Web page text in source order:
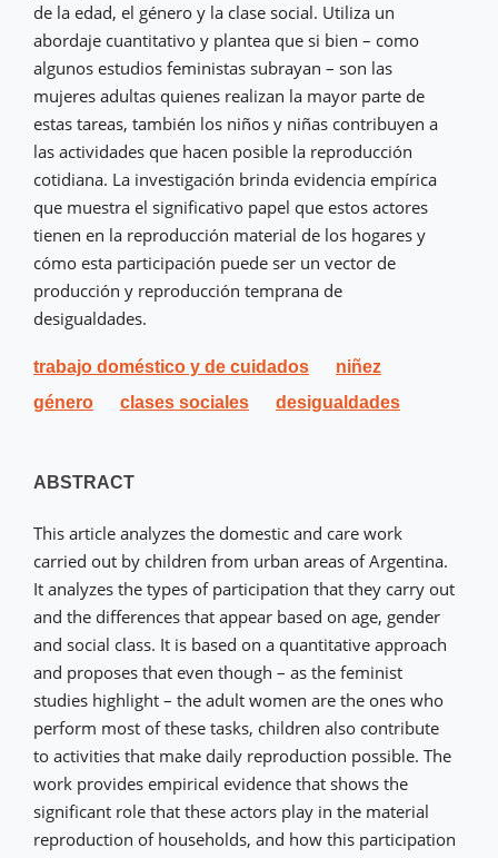
de la edad, el género y la clase social. Utiliza un
abordaje cuantitativo y plantea que si bien – como
algunos estudios feministas subrayan – son las
mujeres adultas quienes realizan la mayor parte de
estas tareas, también los niños y niñas contribuyen a
las actividades que hacen posible la reproducción
cotidiana. La investigación brinda evidencia empírica
que muestra el significativo papel que estos actores
tienen en la reproducción material de los hogares y
cómo esta participación puede ser un vector de
producción y reproducción temprana de
desigualdades.
trabajo doméstico y de cuidados
niñez
género
clases sociales desigualdades
ABSTRACT
This article analyzes the domestic and care work
carried out by children from urban areas of Argentina.
It analyzes the types of participation that they carry out
and the differences that appear based on age, gender
and social class. It is based on a quantitative approach
and proposes that even though – as the feminist
studies highlight – the adult women are the ones who
perform most of these tasks, children also contribute
to activities that make daily reproduction possible. The
work provides empirical evidence that shows the
significant role that these actors play in the material
reproduction of households, and how this participation